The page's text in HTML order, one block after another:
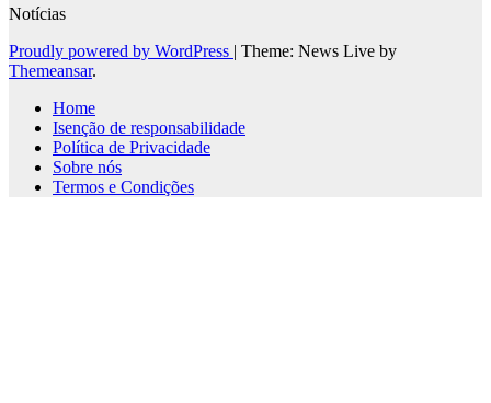
Notícias
Proudly powered by WordPress | Theme: News Live by
Themeansar.
Home
Isenção de responsabilidade
Política de Privacidade
Sobre nós
Termos e Condições